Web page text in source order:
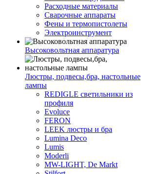
Расходные материалы
Сварочные аппараты
Фены и термопистолеты
Электроинструмент
Высоковольтная аппаратура
Люстры, подвесы,бра, настольные
лампы
REDIGLE светильники из
профиля
Evoluce
FERON
LEEK люстры и бра
Lumina Deco
Lumis
Moderli
MW-LIGHT, De Markt